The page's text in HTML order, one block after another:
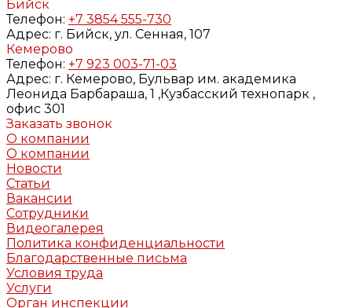
Бийск
Телефон: +7 3854 555-730
Адрес: г. Бийск, ул. Сенная, 107
Кемерово
Телефон: +7 923 003-71-03
Адрес: г. Кемерово, Бульвар им. академика
Леонида Барбараша, 1 ,Кузбасский технопарк ,
офис 301
Заказать звонок
О компании
О компании
Новости
Статьи
Вакансии
Сотрудники
Видеогалерея
Политика конфиденциальности
Благодарственные письма
Условия труда
Услуги
Орган инспекции